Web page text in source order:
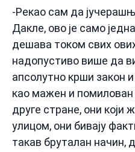
-Рекао сам да
Дакле, ово је само
дешава током свих
надопустиво више да
апсолутно крши закон
као мажен и
друге стране, они
улицом, они бивају
такав бруталан начин,